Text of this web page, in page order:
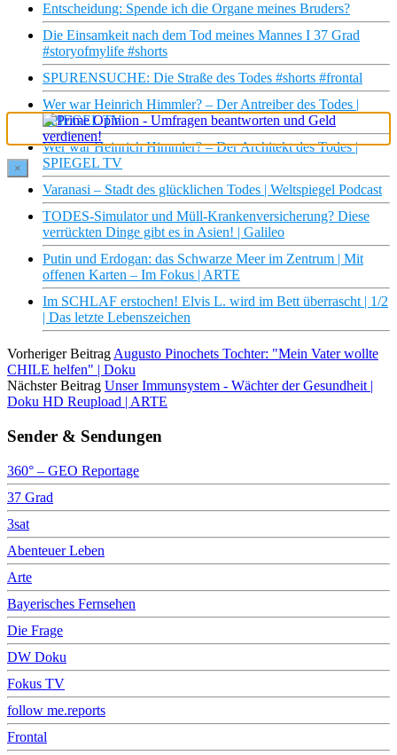
Entscheidung: Spende ich die Organe meines Bruders?
Die Einsamkeit nach dem Tod meines Mannes I 37 Grad
#storyofmylife #shorts
SPURENSUCHE: Die Straße des Todes #shorts #frontal
Wer war Heinrich Himmler? – Der Antreiber des Todes |
SPIEGEL TV
Wer war Heinrich Himmler? – Der Architekt des Todes |
SPIEGEL TV
Varanasi – Stadt des glücklichen Todes | Weltspiegel Podcast
TODES-Simulator und Müll-Krankenversicherung? Diese
verrückten Dinge gibt es in Asien! | Galileo
Putin und Erdogan: das Schwarze Meer im Zentrum | Mit
offenen Karten – Im Fokus | ARTE
Im SCHLAF erstochen! Elvis L. wird im Bett überrascht | 1/2
| Das letzte Lebenszeichen
Vorheriger Beitrag Augusto Pinochets Tochter: "Mein Vater wollte
CHILE helfen" | Doku
Nächster Beitrag Unser Immunsystem - Wächter der Gesundheit |
Doku HD Reupload | ARTE
Sender & Sendungen
360° – GEO Reportage
37 Grad
3sat
Abenteuer Leben
Arte
Bayerisches Fernsehen
Die Frage
DW Doku
Fokus TV
follow me.reports
Frontal
×